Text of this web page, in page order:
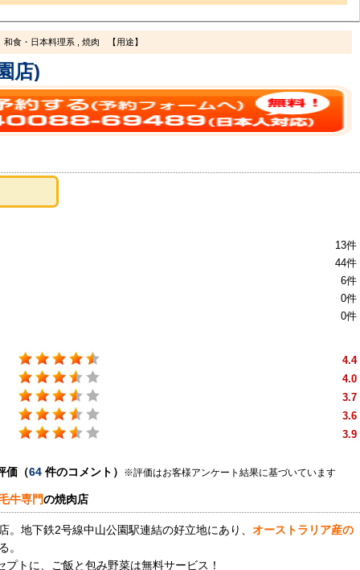
和食・日本料理系 , 焼肉 【用途】
店)
13件
44件
6件
0件
0件
4.4
4.0
3.7
3.6
3.9
価（64 件のコメント） ※評価はお客様アンケート結果に基づいています
牛専門の焼肉店
。地下鉄2号線中山公園駅連結の好立地にあり、 オーストラリア産の
。
プトに、ご飯と包み野菜は無料サービス！